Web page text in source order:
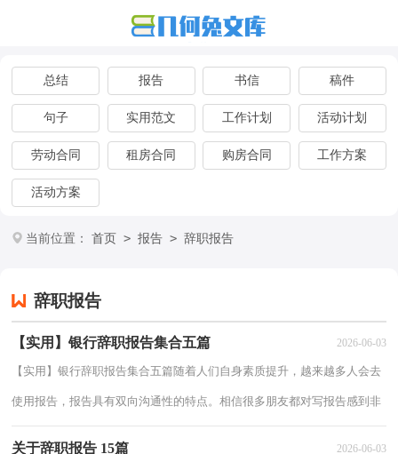
总结 报告 书信 稿件
句子 实用范文 工作计划 活动计划
劳动合同 租房合同 购房合同 工作方案
活动方案
当前位置： 首页 > 报告 > 辞职报告
辞职报告
【实用】银行辞职报告集合五篇 2026-06-03
【实用】银行辞职报告集合五篇随着人们自身素质提升，越来越多人会去
使用报告，报告具有双向沟通性的特点。相信很多朋友都对写报告感到非
关于辞职报告 15篇 2026-06-03